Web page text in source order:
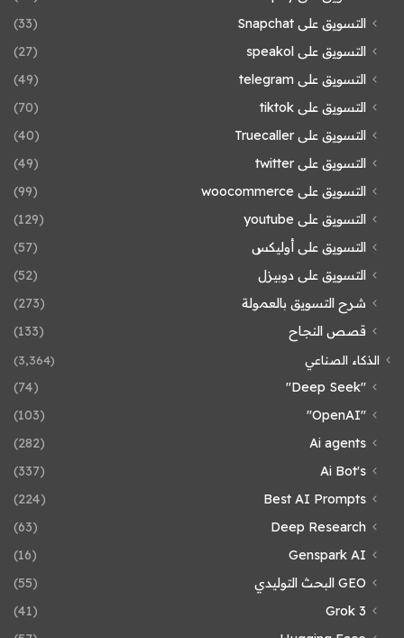
التسويق على Snapchat
(33)
التسويق على speakol
(27)
التسويق على telegram
(49)
التسويق على tiktok
(70)
التسويق على Truecaller
(40)
التسويق على twitter
(49)
التسويق على woocommerce
(99)
التسويق على youtube
(129)
التسويق على أوليكس
(57)
التسويق على دوبيزل
(52)
شرح التسويق بالعمولة
(273)
قصص النجاح
(133)
الذكاء الصناعي (3٬364)
"Deep Seek"
(74)
"OpenAI"
(103)
Ai agents
(282)
Ai Bot's
(337)
Best AI Prompts
(224)
Deep Research
(63)
Genspark AI
(16)
GEO البحث التوليدي
(55)
Grok 3
(41)